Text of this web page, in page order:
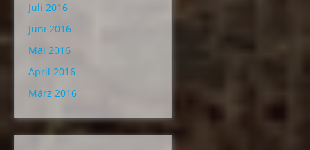
Juli 2016
Juni 2016
Mai 2016
April 2016
März 2016